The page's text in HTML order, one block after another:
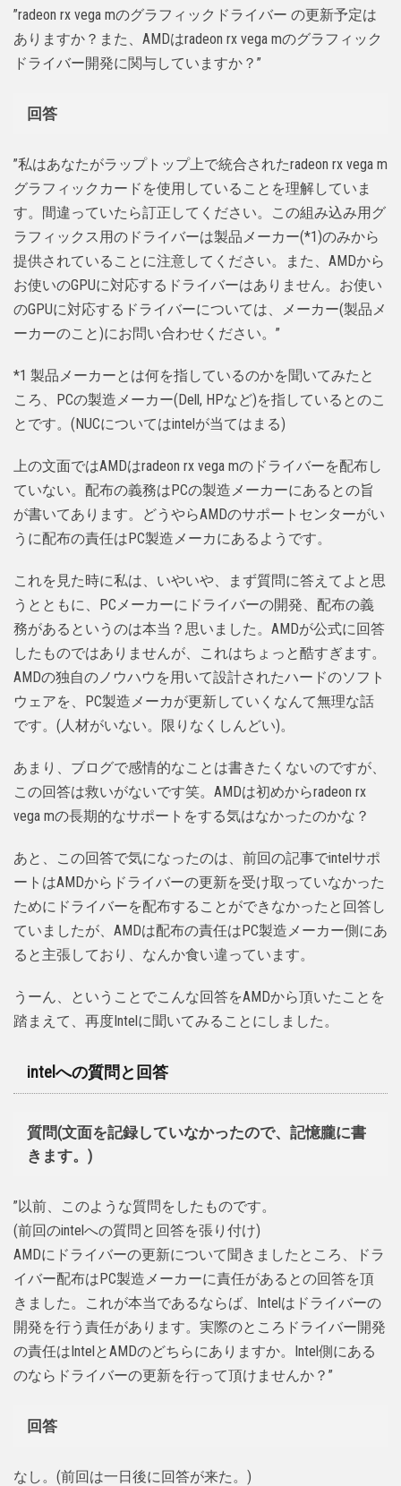
”radeon rx vega mのグラフィックドライバー の更新予定は
ありますか？また、AMDはradeon rx vega mのグラフィック
ドライバー開発に関与していますか？”
回答
”私はあなたがラップトップ上で統合されたradeon rx vega m
グラフィックカードを使用していることを理解していま
す。間違っていたら訂正してください。この組み込み用グ
ラフィックス用のドライバーは製品メーカー(*1)のみから
提供されていることに注意してください。また、AMDから
お使いのGPUに対応するドライバーはありません。お使い
のGPUに対応するドライバーについては、メーカー(製品メ
ーカーのこと)にお問い合わせください。”
*1 製品メーカーとは何を指しているのかを聞いてみたと
ころ、PCの製造メーカー(Dell, HPなど)を指しているとのこ
とです。(NUCについてはintelが当てはまる)
上の文面ではAMDはradeon rx vega mのドライバーを配布し
ていない。配布の義務はPCの製造メーカーにあるとの旨
が書いてあります。どうやらAMDのサポートセンターがい
うに配布の責任はPC製造メーカにあるようです。
これを見た時に私は、いやいや、まず質問に答えてよと思
うとともに、PCメーカーにドライバーの開発、配布の義
務があるというのは本当？思いました。AMDが公式に回答
したものではありませんが、これはちょっと酷すぎます。
AMDの独自のノウハウを用いて設計されたハードのソフト
ウェアを、PC製造メーカが更新していくなんて無理な話
です。(人材がいない。限りなくしんどい)。
あまり、ブログで感情的なことは書きたくないのですが、
この回答は救いがないです笑。AMDは初めからradeon rx
vega mの長期的なサポートをする気はなかったのかな？
あと、この回答で気になったのは、前回の記事でintelサポ
ートはAMDからドライバーの更新を受け取っていなかった
ためにドライバーを配布することができなかったと回答し
ていましたが、AMDは配布の責任はPC製造メーカー側にあ
ると主張しており、なんか食い違っています。
うーん、ということでこんな回答をAMDから頂いたことを
踏まえて、再度Intelに聞いてみることにしました。
intelへの質問と回答
質問(文面を記録していなかったので、記憶朧に書
きます。)
”以前、このような質問をしたものです。
(前回のintelへの質問と回答を張り付け)
AMDにドライバーの更新について聞きましたところ、ドラ
イバー配布はPC製造メーカーに責任があるとの回答を頂
きました。これが本当であるならば、Intelはドライバーの
開発を行う責任があります。実際のところドライバー開発
の責任はIntelとAMDのどちらにありますか。Intel側にある
のならドライバーの更新を行って頂けませんか？”
回答
なし。(前回は一日後に回答が来た。)